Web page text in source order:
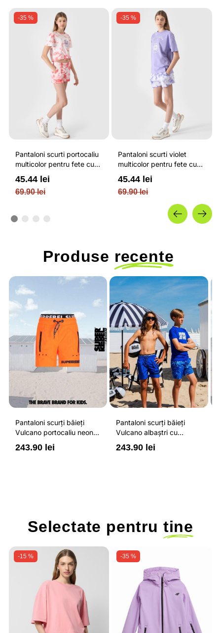
-35 %
Pantaloni scurti portocaliu
multicolor pentru fete cu
imprimeu artistic si cu talie
reglabila 4F JUNIOR
69.90 lei
45.44 lei
-35 %
Pantaloni scurti violet
multicolor pentru fete cu
imprimeu artistic si cu talie
reglabila 4F JUNIOR
69.90 lei
45.44 lei
Produse recente
Pantaloni scurți băieți
Vulcano portocaliu neon
cu buzunare cu fermoar,
impermeabili și talie
243.90 lei
Pantaloni scurți băieți
Vulcano albaștri cu
buzunare cu fermoar,
impermeabili și talie
243.90 lei
Selectate pentru tine
-15 % -35 %